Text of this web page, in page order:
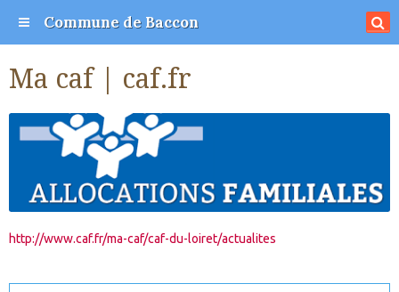
Commune de Baccon
Ma caf | caf.fr
http://www.caf.fr/ma-caf/caf-du-loiret/actualites